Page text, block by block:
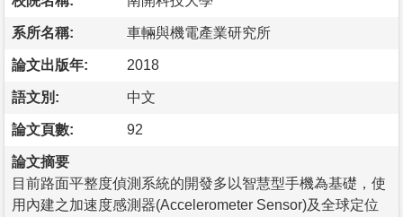
系所名稱: 車輛與機電產業研究所
論文出版年: 2018
語文別: 中文
論文頁數: 92
論文摘要
目前路面平整度偵測系統的開發多以智慧型手機為基礎，使
用內建之加速度感測器(Accelerometer Sensor)及全球定位